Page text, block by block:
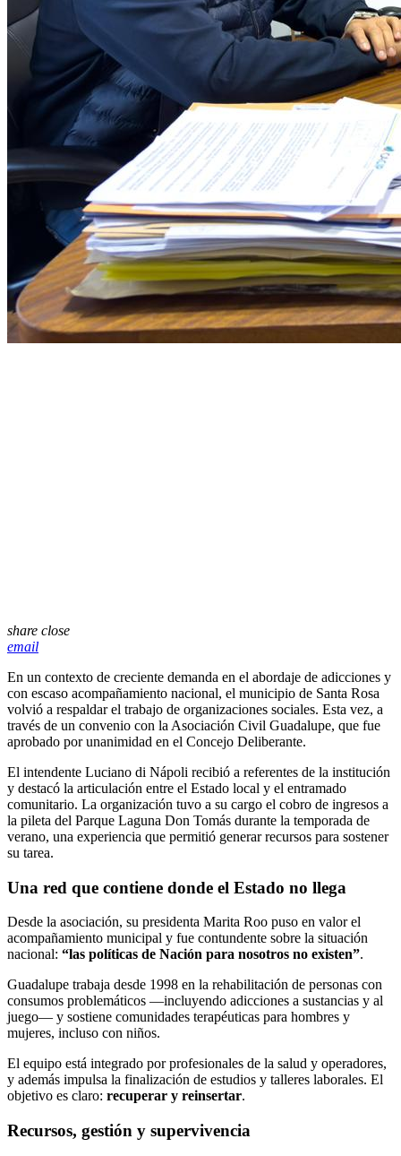
share close
email
En un contexto de creciente demanda en el abordaje de adicciones y
con escaso acompañamiento nacional, el municipio de Santa Rosa
volvió a respaldar el trabajo de organizaciones sociales. Esta vez, a
través de un convenio con la Asociación Civil Guadalupe, que fue
aprobado por unanimidad en el Concejo Deliberante.
El intendente Luciano di Nápoli recibió a referentes de la institución
y destacó la articulación entre el Estado local y el entramado
comunitario. La organización tuvo a su cargo el cobro de ingresos a
la pileta del Parque Laguna Don Tomás durante la temporada de
verano, una experiencia que permitió generar recursos para sostener
su tarea.
Una red que contiene donde el Estado no llega
Desde la asociación, su presidenta Marita Roo puso en valor el
acompañamiento municipal y fue contundente sobre la situación
nacional: “las políticas de Nación para nosotros no existen”.
Guadalupe trabaja desde 1998 en la rehabilitación de personas con
consumos problemáticos —incluyendo adicciones a sustancias y al
juego— y sostiene comunidades terapéuticas para hombres y
mujeres, incluso con niños.
El equipo está integrado por profesionales de la salud y operadores,
y además impulsa la finalización de estudios y talleres laborales. El
objetivo es claro: recuperar y reinsertar.
Recursos, gestión y supervivencia